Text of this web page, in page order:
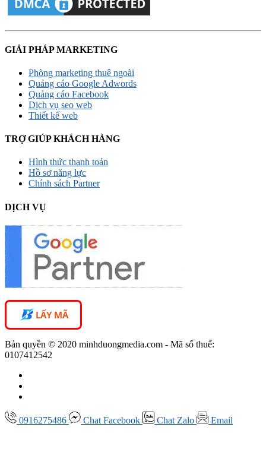
GIẢI PHÁP MARKETING
Phòng marketing thuê ngoài
Quảng cáo Google Adwords
Quảng cáo Facebook
Dịch vụ seo web
Thiết kế web
TRỢ GIÚP KHÁCH HÀNG
Hình thức thanh toán
Hồ sơ năng lực
Chính sách Partner
DỊCH VỤ
LẤY MÃ
Bản quyền © 2020 minhduongmedia.com - Mã số thuế:
0107412542
0916275486 Chat Facebook Chat Zalo Email